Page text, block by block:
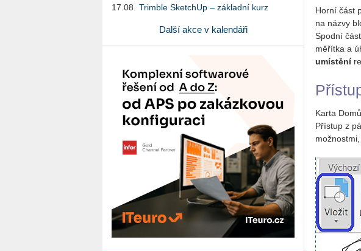
17.08.
Trimble SketchUp – základní kurz
Další akce v kalendáři
Horní část
na názvy
Spodní
měřítka a
umístění
Karta
Přístup z
možnostmi,